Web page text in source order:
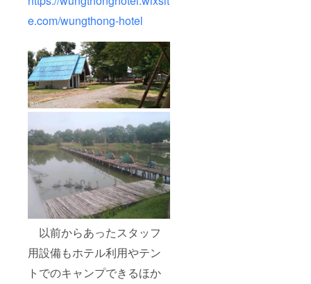
e.com/wungthong-hotel
以前からあったスタッフ
用設備もホテル利用やテン
トでのキャンプできるほか